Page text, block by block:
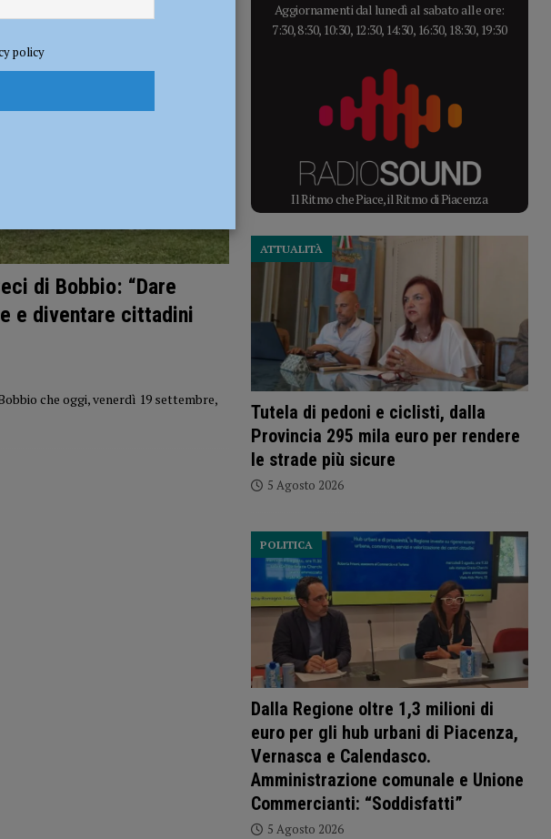
di Bobbio: “Dare
e diventare cittadini
che oggi, venerdì 19 settembre,
Aggiornamenti dal lunedì al sabato alle ore:
7:30, 8:30, 10:30, 12:30, 14:30, 16:30, 18:30, 19:30
Il Ritmo che Piace, il Ritmo di Piacenza
Tutela di pedoni e ciclisti, dalla
Provincia 295 mila euro per rendere
le strade più sicure
ATTUALITÀ
5 Agosto 2026
Dalla Regione oltre 1,3 milioni di
euro per gli hub urbani di Piacenza,
Vernasca e Calendasco.
Amministrazione comunale e Unione
Commercianti: “Soddisfatti”
POLITICA
5 Agosto 2026
policy